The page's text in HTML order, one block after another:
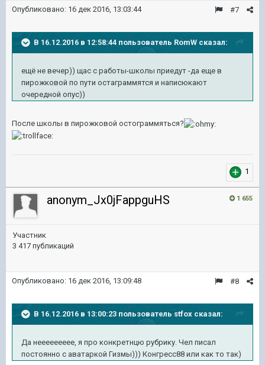
#7
Опубликовано: 16 дек 2016, 13:03:44
В 16.12.2016 в 12:58:44 пользователь RomW сказал:
ещё не вечер)) щас с работы-школы приедут -да еще в
пирожковой по пути остаграммятся и написюкают
очередной опус))
После школы в пирожковой остограммяться?
1
1 655
anonym_Jx0jFappguHS
Участник
3 417 публикаций
#8
Опубликовано: 16 дек 2016, 13:09:48
В 16.12.2016 в 13:00:23 пользователь stfox сказал:
Да неееееееее, я про конкретнцю рубрику. Чел писал
постоянно с аватаркой Гизмы))) Конгресс88 или как то так)